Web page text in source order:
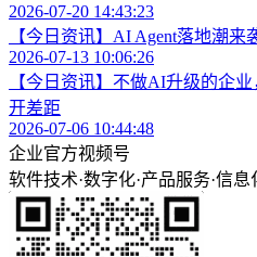
2026-07-20 14:43:23
【今日资讯】AI Agent落地潮
2026-07-13 10:06:26
【今日资讯】不做AI升级的企
开差距
2026-07-06 10:44:48
企业官方视频号
软件技术·数字化·产品服务·信息